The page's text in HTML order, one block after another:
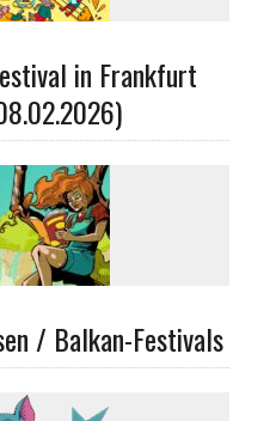
in Frankfurt
/ Balkan-Festivals